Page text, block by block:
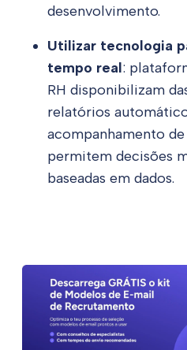
desenvolvimento.
Utilizar tecnologia
tempo real:
RH disponibilizam
relatórios
acompanhamento
permitem decisões
baseadas em dados.